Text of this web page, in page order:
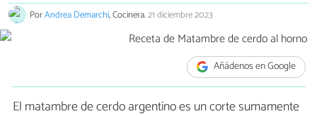
PorAndrea Demarchi, Cocinera.21 diciembre 2023
Añádenos en Google
El matambre de cerdo argentino es un corte sumamente